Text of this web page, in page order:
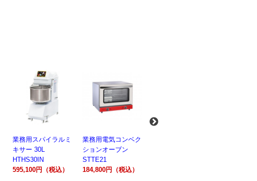
業務用スパイラルミ
キサー 30L
HTHS30IN
595,100円（税込）
業務用電気コンベク
ションオーブン
STTE21
184,800円（税込）